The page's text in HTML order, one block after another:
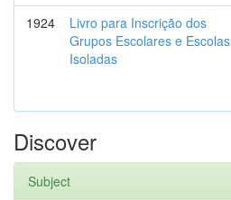
1924
Livro para Inscrição dos
Grupos Escolares e Escolas
Isoladas
Discover
Subject